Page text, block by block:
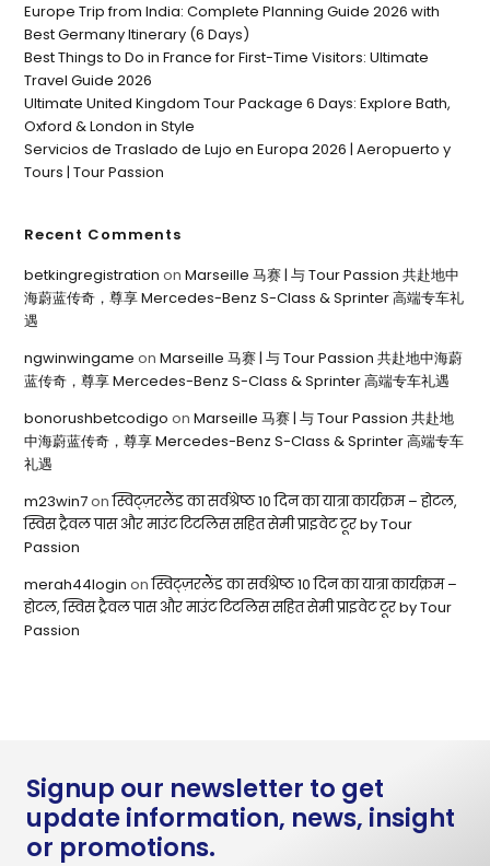
Europe Trip from India: Complete Planning Guide 2026 with
Best Germany Itinerary (6 Days)
Best Things to Do in France for First-Time Visitors: Ultimate
Travel Guide 2026
Ultimate United Kingdom Tour Package 6 Days: Explore Bath,
Oxford & London in Style
Servicios de Traslado de Lujo en Europa 2026 | Aeropuerto y
Tours | Tour Passion
Recent Comments
betkingregistration onMarseille 马赛 | 与 Tour Passion 共赴地中
海蔚蓝传奇，尊享 Mercedes-Benz S-Class & Sprinter 高端专车礼
遇
ngwinwingame onMarseille 马赛 | 与 Tour Passion 共赴地中海蔚
蓝传奇，尊享 Mercedes-Benz S-Class & Sprinter 高端专车礼遇
bonorushbetcodigo onMarseille 马赛 | 与 Tour Passion 共赴地
中海蔚蓝传奇，尊享 Mercedes-Benz S-Class & Sprinter 高端专车
礼遇
m23win7onस्विट्ज़रलैंड का सर्वश्रेष्ठ 10 दिन का यात्रा कार्यक्रम – होटल,
स्विस ट्रैवल पास और माउंट टिटलिस सहित सेमी प्राइवेट टूर by Tour
Passion
merah44login onस्विट्ज़रलैंड का सर्वश्रेष्ठ 10 दिन का यात्रा कार्यक्रम –
होटल, स्विस ट्रैवल पास और माउंट टिटलिस सहित सेमी प्राइवेट टूर by Tour
Passion
Signup our newsletter to get
update information, news, insight
or promotions.